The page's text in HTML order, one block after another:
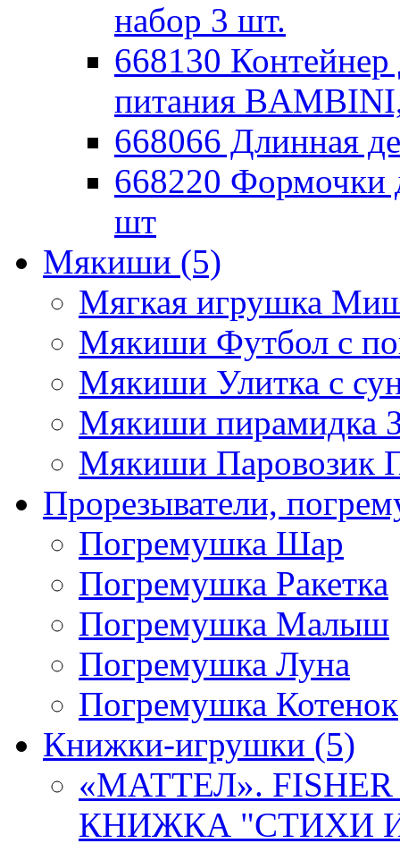
набор 3 шт.
668130 Контейнер
питания
668066 Длинная
668220 Формочки
шт
Мякиши (5)
Мягкая игрушка
Мякиши Футбол с
Мякиши Улитка с
Мякиши пирамидка
Мякиши Паровозик
Прорезыватели,
Погремушка Шар
Погремушка Ракетка
Погремушка Малыш
Погремушка Луна
Погремушка Котенок
Книжки-игрушки (5)
«МАТТЕЛ».
КНИЖКА "СТИХИ И